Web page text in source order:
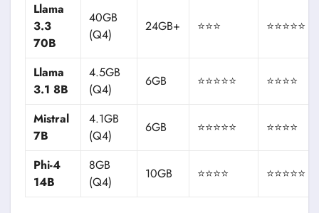
Llama
3.3
70B
40GB
(Q4)
24GB+ ⭐⭐⭐ ⭐⭐⭐⭐⭐
Llama
3.1 8B
4.5GB
(Q4)
6GB ⭐⭐⭐⭐⭐ ⭐⭐⭐⭐
Mistral
7B
4.1GB
(Q4)
6GB ⭐⭐⭐⭐⭐ ⭐⭐⭐⭐
Phi-4
14B
8GB
(Q4)
10GB ⭐⭐⭐⭐ ⭐⭐⭐⭐⭐